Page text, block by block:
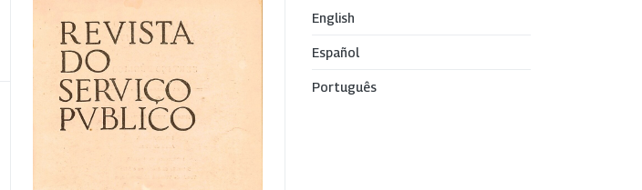
English
Español
Português